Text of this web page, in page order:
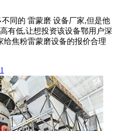
同的 雷蒙磨 设备厂家,但是他
有低,让想投资该设备鄂用户深
给焦粉雷蒙磨设备的报价合理